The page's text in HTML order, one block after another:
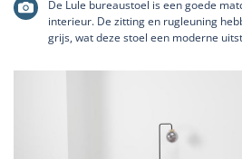
De Lule bureaustoel is een goede
interieur. De zitting en rugleuning
grijs, wat deze stoel een moderne